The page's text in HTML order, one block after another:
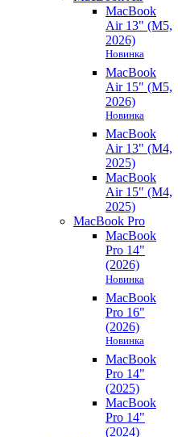
MacBook
Air 13" (M5,
2026)
Новинка
MacBook
Air 15" (M5,
2026)
Новинка
MacBook
Air 13" (M4,
2025)
MacBook
Air 15" (M4,
2025)
MacBook Pro
MacBook
Pro 14"
(2026)
Новинка
MacBook
Pro 16"
(2026)
Новинка
MacBook
Pro 14"
(2025)
MacBook
Pro 14"
(2024)